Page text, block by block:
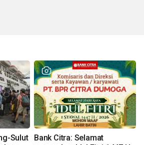
Sulut
Bank Citra: Selamat